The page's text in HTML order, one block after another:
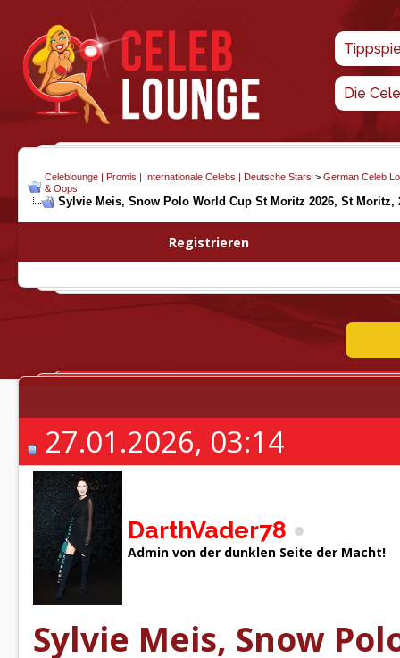
Die
Celeblounge | Promis | Internationale Celebs | Deutsche Stars > German Celeb
& Oops
Sylvie Meis, Snow Polo World Cup St Moritz 2026, St Moritz,
Registrieren
27.01.2026, 03:14
DarthVader78
Admin von der dunklen Seite der Macht!
Sylvie Meis, Snow